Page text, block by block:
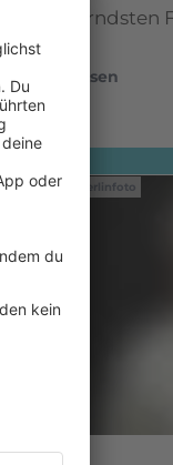
schillerndsten
mehr lesen
IMAGO / Berlinfoto